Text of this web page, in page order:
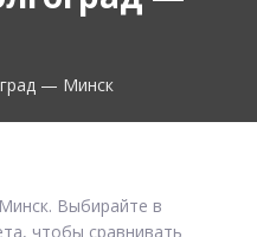
— Минск
Выбирайте в
чтобы сравнивать